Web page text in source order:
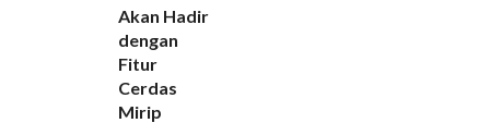
Akan Hadir
dengan
Fitur
Cerdas
Mirip